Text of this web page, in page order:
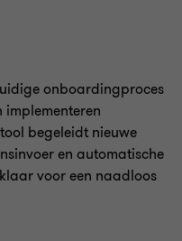
onboardingproces
begeleidt nieuwe
en automatische
voor een naadloos